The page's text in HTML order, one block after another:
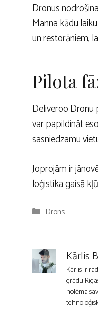
Dronus
Manna kādu
un restorāniem,
Pilota
Deliveroo
var papildināt
sasniedzamu
Joprojām ir
loģistika gaisā
Kategorijas
Drons
Kārlis
Kārlis ir
grādu
nolēma